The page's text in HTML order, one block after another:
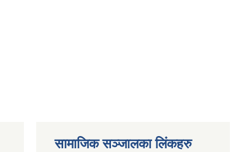
सामाजिक सञ्जालका लिंकहरु